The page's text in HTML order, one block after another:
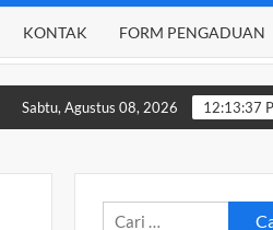
KONTAK FORM PENGADUAN
1 LUMAJANGTAHUN AJARAN
Sabtu, Agustus 08, 2026 12:13:38
Cari